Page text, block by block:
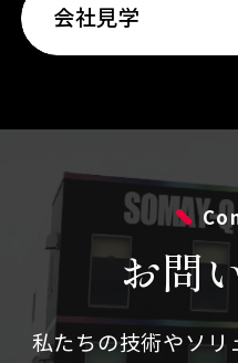
会社見学
お問
私たちの技術やソリ